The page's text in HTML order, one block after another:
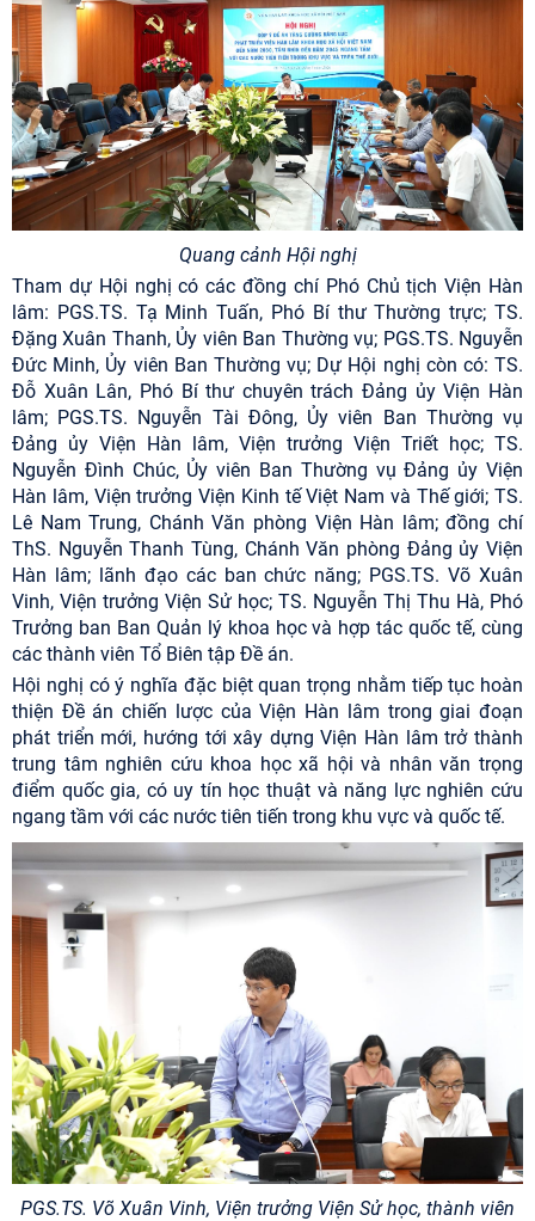
Quang cảnh Hội nghị
Tham dự Hội nghị có các đồng chí Phó Chủ tịch Viện Hàn
lâm: PGS.TS. Tạ Minh Tuấn, Phó Bí thư Thường trực; TS.
Đặng Xuân Thanh, Ủy viên Ban Thường vụ; PGS.TS. Nguyễn
Đức Minh, Ủy viên Ban Thường vụ; Dự Hội nghị còn có: TS.
Đỗ Xuân Lân, Phó Bí thư chuyên trách Đảng ủy Viện Hàn
lâm; PGS.TS. Nguyễn Tài Đông, Ủy viên Ban Thường vụ
Đảng ủy Viện Hàn lâm, Viện trưởng Viện Triết học; TS.
Nguyễn Đình Chúc, Ủy viên Ban Thường vụ Đảng ủy Viện
Hàn lâm, Viện trưởng Viện Kinh tế Việt Nam và Thế giới; TS.
Lê Nam Trung, Chánh Văn phòng Viện Hàn lâm; đồng chí
ThS. Nguyễn Thanh Tùng, Chánh Văn phòng Đảng ủy Viện
Hàn lâm; lãnh đạo các ban chức năng; PGS.TS. Võ Xuân
Vinh, Viện trưởng Viện Sử học; TS. Nguyễn Thị Thu Hà, Phó
Trưởng ban Ban Quản lý khoa học và hợp tác quốc tế, cùng
các thành viên Tổ Biên tập Đề án.
Hội nghị có ý nghĩa đặc biệt quan trọng nhằm tiếp tục hoàn
thiện Đề án chiến lược của Viện Hàn lâm trong giai đoạn
phát triển mới, hướng tới xây dựng Viện Hàn lâm trở thành
trung tâm nghiên cứu khoa học xã hội và nhân văn trọng
điểm quốc gia, có uy tín học thuật và năng lực nghiên cứu
ngang tầm với các nước tiên tiến trong khu vực và quốc tế.
PGS.TS. Võ Xuân Vinh, Viện trưởng Viện Sử học, thành viên